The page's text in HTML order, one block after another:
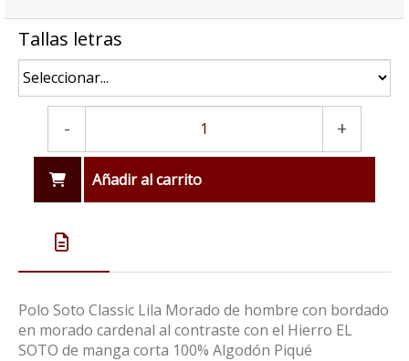
Tallas letras
- +
Añadir al carrito
Polo Soto Classic Lila Morado de hombre con bordado
en morado cardenal al contraste con el Hierro EL
SOTO de manga corta 100% Algodón Piqué